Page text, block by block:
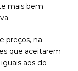
mais bem
preços, na
que aceitarem
aos do